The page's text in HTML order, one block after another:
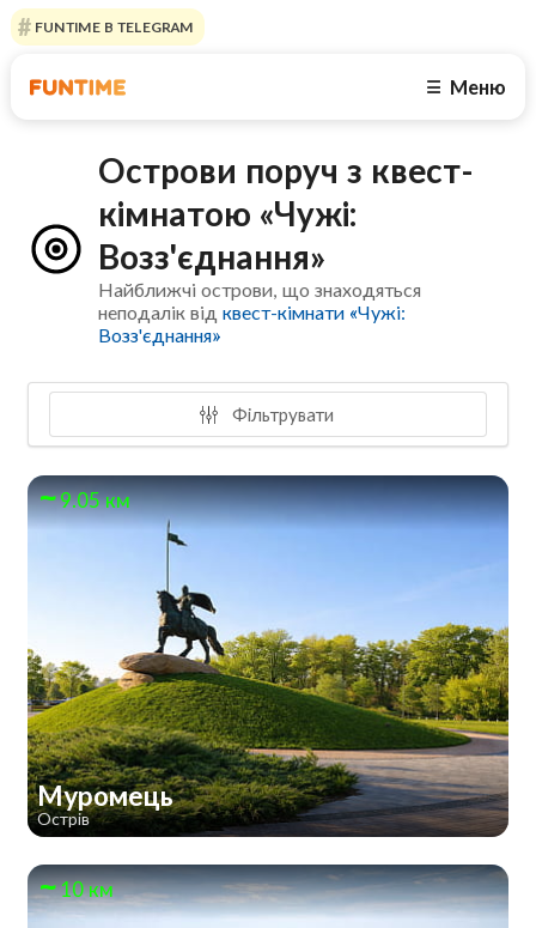
FUNTIME В TELEGRAM
☰ Меню
Острови поруч з квест-
кімнатою «Чужі:
Возз'єднання»
Найближчі острови, що знаходяться
неподалік відквест-кімнати «Чужі:
Возз'єднання»
Фільтрувати
9.05 км
Муромець
Острів
10 км